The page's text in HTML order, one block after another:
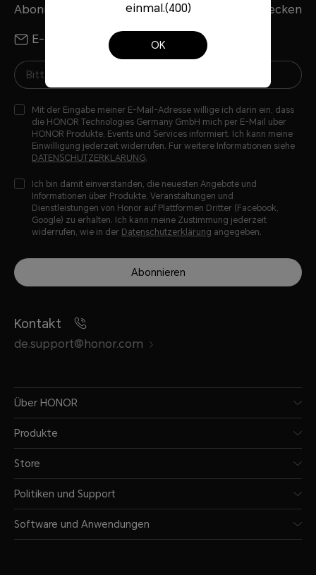
Abonniere unseren Newsletter – HONOR entdecken
E-Mail WhatsApp
Mit der Eingabe meiner E-Mail-Adresse willige ich darin ein, dass
die HONOR Technologies Germany GmbH mich per E-Mail uber
HONOR Produkte, Events und Services informiert. Ich kann meine
Einwilligung jederzeit widerrufen. Fur weitere Informationen siehe
DATENSCHUTZERKLARUNG.
Ich bin damit einverstanden, die neuesten Angebote und
Informationen über Produkte, Veranstaltungen und
Dienstleistungen von Honor auf Plattformen Dritter (Facebook,
Google) zu erhalten. Ich kann meine Zustimmung jederzeit
widerrufen, wie in der Datenschutzerklärung angegeben.
Abonnieren
Kontakt
de.support@honor.com
Über HONOR
Produkte
Store
Politiken und Support
Software und Anwendungen
einmal.(400)
OK